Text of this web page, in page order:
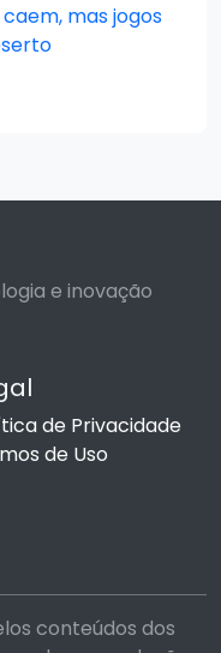
mas jogos
e inovação
de Privacidade
de Uso
conteúdos dos